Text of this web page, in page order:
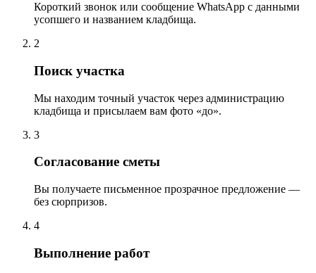
Короткий звонок или сообщение WhatsApp с данными
усопшего и названием кладбища.
2
Поиск участка
Мы находим точный участок через администрацию
кладбища и присылаем вам фото «до».
3
Согласование сметы
Вы получаете письменное прозрачное предложение —
без сюрпризов.
4
Выполнение работ